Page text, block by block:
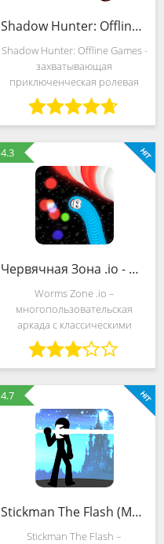
Shadow Hunter: Offline Games (MOD, Много денег)
Shadow Hunter: Offline Games -
захватывающая
приключенческая ролевая
игра, созданная для игроков,
жаждущих напряженных
сражений и увлекательного
сюжета. Отправляйтесь в
темный мистический мир, где
4.3
Червячная Зона .io - Прожорливый Червячок (MOD, Много денег)
Worms Zone .io –
многопользовательская
аркада с классическими
правилами в стиле
головоломок семейства «io»,
глобальной таблицей
лидеров и разнообразными
состязательными
механиками, вынуждающими
4.7
Stickman The Flash (MOD, Неограниченные жизни)
Stickman The Flash –